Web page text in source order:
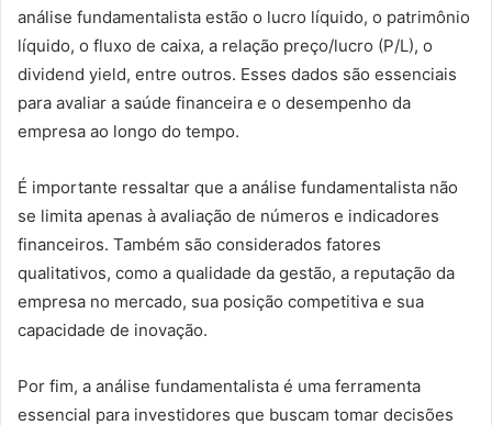
análise fundamentalista estão o lucro líquido, o patrimônio
líquido, o fluxo de caixa, a relação preço/lucro (P/L), o
dividend yield, entre outros. Esses dados são essenciais
para avaliar a saúde financeira e o desempenho da
empresa ao longo do tempo.
É importante ressaltar que a análise fundamentalista não
se limita apenas à avaliação de números e indicadores
financeiros. Também são considerados fatores
qualitativos, como a qualidade da gestão, a reputação da
empresa no mercado, sua posição competitiva e sua
capacidade de inovação.
Por fim, a análise fundamentalista é uma ferramenta
essencial para investidores que buscam tomar decisões